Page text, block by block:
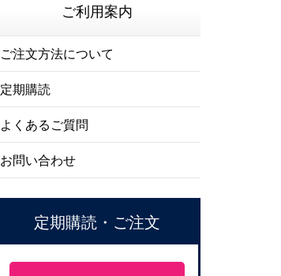
ご利用案内
ご注文方法について
定期購読
よくあるご質問
お問い合わせ
定期購読・ご注文